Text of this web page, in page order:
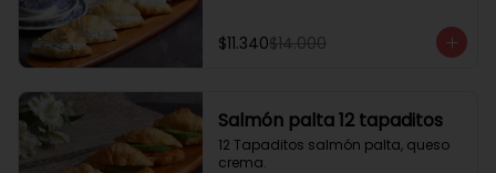
$11.340$14.000
Salmón palta 12 tapaditos
12 Tapaditos salmón palta, queso
crema.